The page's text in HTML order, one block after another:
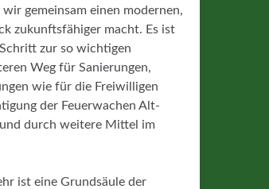
gemeinsam einen modernen,
zukunftsfähiger macht. Es ist
zur so wichtigen
Weg für Sanierungen,
wie für die Freiwilligen
der Feuerwachen Alt-
durch weitere Mittel im
ist eine Grundsäule der